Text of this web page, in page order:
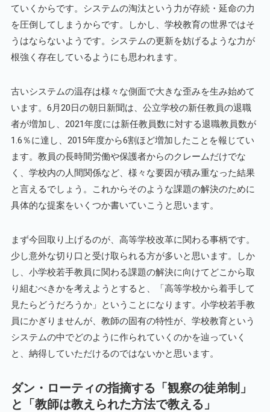
ていくからです。システムの淘汰という力が存続・延命の力
を圧倒してしまうからです。しかし、学校教育の世界ではそ
うはならないようです。システムの更新を妨げるような力が
根強く存在しているようにも思われます。
古いシステムの温存は様々な側面で大きな歪みを生み始めて
います。6月20日の朝日新聞は、公立学校の新任教員の退職
者が増加し、2021年度には新任教員数に対する退職教員数が
1.6％に達し、2015年度から6割ほど増加したことを報じてい
ます。教員の長時間労働や保護者からのクレームだけでな
く、学校内の人間関係など、様々な要因が積み重なった結果
と言えるでしょう。これからそのような課題の解決のために
具体的な提案をいくつか書いていこうと思います。
まず今回取り上げるのが、高等学校改革に関わる事柄です。
少し意外な切り口と受け取られる方が多いと思います。しか
し、小学校若手教員に関わる課題の解決に向けてどこから取
り組むべきかを考えようとすると、「高等学校から着手して
見たらどうだろうか」ということになります。小学校若手教
員にかぎりませんが、教師の固有の特性が、学校教育という
システムの中でどのように作られていくのかを辿っていく
と、納得していただけるのではないかと思います。
ダン・ローティの指摘する「観察の徒弟制」
と「教師は教えられた方法で教える」